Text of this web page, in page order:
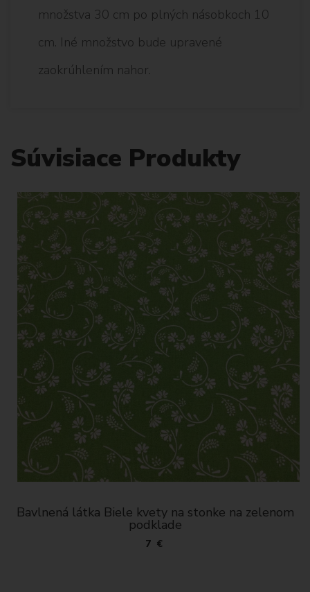
množstva 30 cm po plných násobkoch 10
cm. Iné množstvo bude upravené
zaokrúhlením nahor.
Súvisiace Produkty
Bavlnená látka Biele kvety na stonke na zelenom
podklade
7 €